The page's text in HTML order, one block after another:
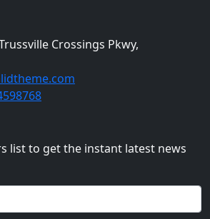
Crossings Pkwy,
list to get the instant latest news